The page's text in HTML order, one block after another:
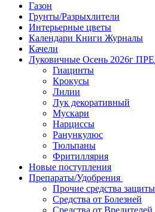
Газон
Грунты/Разрыхлители
Интерьерные цветы
Календари Книги Журналы
Качели
Луковичные Осень 2026г
Гиацинты
Крокусы
Лилии
Лук декоративный
Мускари
Нарциссы
Ранункулюс
Тюльпаны
Фритиллярия
Новые поступления
Препараты/Удобрения
Прочие средства защиты
Средства от Болезней